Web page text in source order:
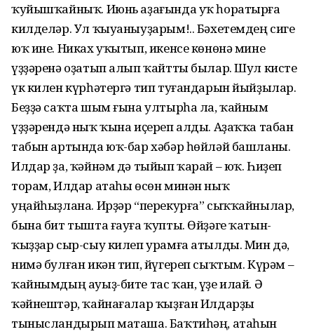
ҡуйышҡайныҡ. Июнь аҙағында уҡ һоратырға
килделәр. Ул ҡыуаныуҙарым!.. Бәхетемдең сиге
юҡ ине. Никах уҡытып, икенсе көнөнә мине
үҙҙәренә оҙатып алып ҡайтты былар. Шул кисте
үк килен күрһәтергә тип туғандарын йыйҙылар.
Беҙҙә саҡта шым ғына ултырһа ла, ҡайным
үҙҙәрендә ныҡ ҡына иҫереп алды. Аҙаҡҡа табан
табын артында юҡ-бар хәбәр һөйләй башланы.
Илдар ҙа, ҡәйнәм дә тыйып ҡарай – юҡ. Һиҙеп
торам, Илдар атаһы өсөн минән ныҡ
уңайһыҙлана. Ирҙәр “перекурға” сыҡҡайнылар,
бына бит тышта ғауға ҡупты. Өйҙәге ҡатын-
ҡыҙҙар сыр-сыу килеп урамға атылды. Мин дә,
нимә булған икән тип, йүгереп сыҡтым. Күрәм –
ҡайнымдың ауыҙ-бите тас ҡан, үҙе илай. Ә
ҡәйнештәр, ҡайнағалар ҡыҙған Илдарҙы
тынысландырып маташа. Баҡтиһәң, атаһын